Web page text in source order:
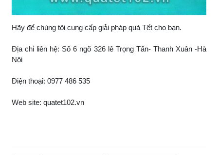
Hãy để chúng tôi cung cấp giải pháp quà Tết cho bạn.
Địa chỉ liên hệ: Số 6 ngõ 326 lê Trọng Tấn- Thanh Xuân -Hà
Nội
Điện thoại: 0977 486 535
Web site: quatet102.vn